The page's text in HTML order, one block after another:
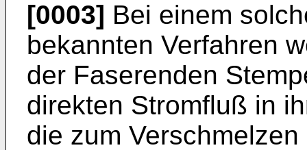
[0003] Bei einem
bekannten Verfahren
der Faserenden
direkten Stromfluß in
die zum